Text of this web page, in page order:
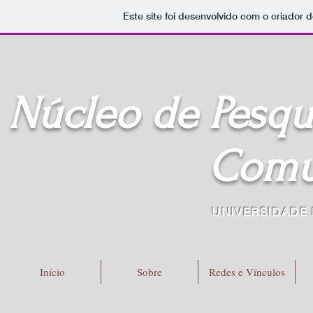
Este site foi desenvolvido com o criador
Núcleo de
UNIVERSIDADE
Início Sobre Redes e Vínculos